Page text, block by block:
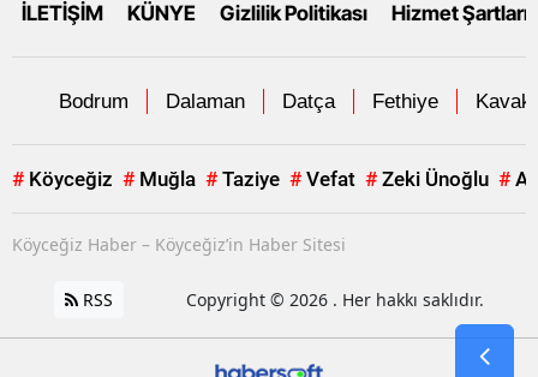
İLETİŞİM KÜNYE Gizlilik Politikası Hizmet Şartları
Bodrum Dalaman Datça Fethiye
# Köyceğiz # Muğla # Taziye # Vefat # Zeki Ünoğlu #
Köyceğiz Haber – Köyceğiz’in Haber Sitesi
RSS Copyright © 2026 . Her hakkı saklıdır.